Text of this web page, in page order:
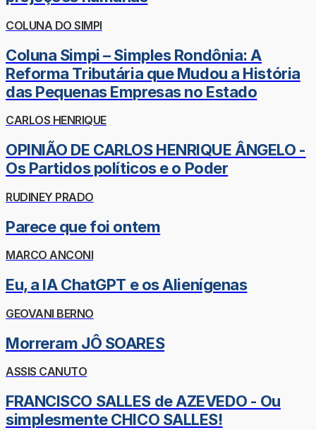
COLUNA DO SIMPI
Coluna Simpi – Simples Rondônia: A
Reforma Tributária que Mudou a História
das Pequenas Empresas no Estado
CARLOS HENRIQUE
OPINIÃO DE CARLOS HENRIQUE ÂNGELO -
Os Partidos políticos e o Poder
RUDINEY PRADO
Parece que foi ontem
MARCO ANCONI
Eu, a IA ChatGPT e os Alienígenas
GEOVANI BERNO
Morreram JÔ SOARES
ASSIS CANUTO
FRANCISCO SALLES de AZEVEDO - Ou
simplesmente CHICO SALLES!